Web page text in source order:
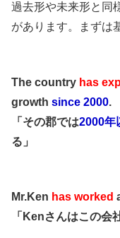
過去形や未来形と同
があります。まずは
The country has
growth since 2000.
「その郡では2000年
る」
Mr.Ken has worked
「Kenさんはこの会